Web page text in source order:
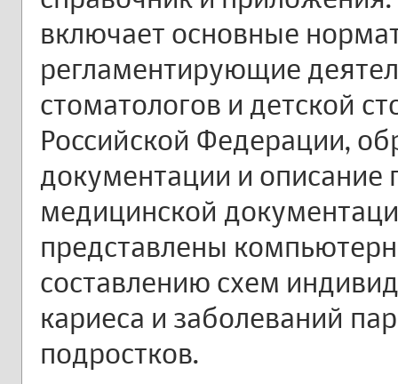
включает основные
регламентирующие
стоматологов и детской
Российской Федерации,
документации и описание
медицинской
представлены
составлению схем
кариеса и заболеваний
подростков.